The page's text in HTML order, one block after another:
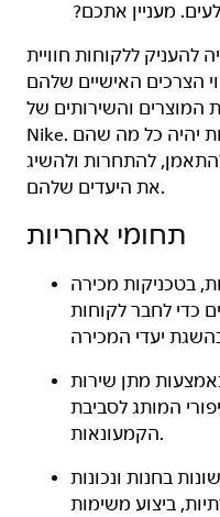
מעניין אתכם?
ללקוחות חוויית
הצרכים האישיים שלהם
המוצרים והשירותים של
Nike. המטרה היא להבטיח שללקוחות יהיה כל מה שהם
להתחרות ולהשיג
את היעדים שלהם.
תחומי אחריות
בטכניקות מכירה
כדי לחבר לקוחות
מתן שירות
המותג לסביבת
הקמעונאות.
בחנות ונכונות
ביצוע משימות